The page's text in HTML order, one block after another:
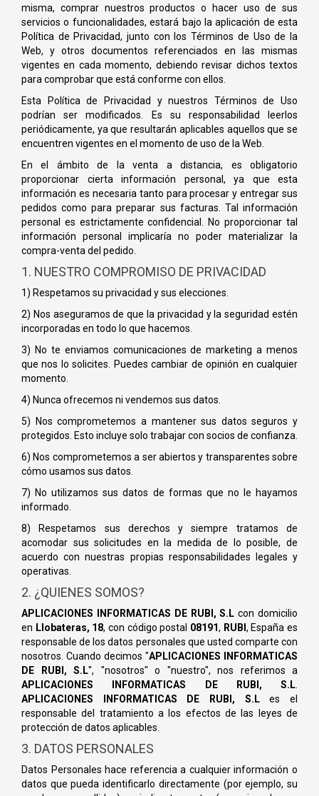
misma, comprar nuestros productos o hacer uso de sus
servicios o funcionalidades, estará bajo la aplicación de esta
Política de Privacidad, junto con los Términos de Uso de la
Web, y otros documentos referenciados en las mismas
vigentes en cada momento, debiendo revisar dichos textos
para comprobar que está conforme con ellos.
Esta Política de Privacidad y nuestros Términos de Uso
podrían ser modificados. Es su responsabilidad leerlos
periódicamente, ya que resultarán aplicables aquellos que se
encuentren vigentes en el momento de uso de la Web.
En el ámbito de la venta a distancia, es obligatorio
proporcionar cierta información personal, ya que esta
información es necesaria tanto para procesar y entregar sus
pedidos como para preparar sus facturas. Tal información
personal es estrictamente confidencial. No proporcionar tal
información personal implicaría no poder materializar la
compra-venta del pedido.
1. NUESTRO COMPROMISO DE PRIVACIDAD
1) Respetamos su privacidad y sus elecciones.
2) Nos aseguramos de que la privacidad y la seguridad estén
incorporadas en todo lo que hacemos.
3) No te enviamos comunicaciones de marketing a menos
que nos lo solicites. Puedes cambiar de opinión en cualquier
momento.
4) Nunca ofrecemos ni vendemos sus datos.
5) Nos comprometemos a mantener sus datos seguros y
protegidos. Esto incluye solo trabajar con socios de confianza.
6) Nos comprometemos a ser abiertos y transparentes sobre
cómo usamos sus datos.
7) No utilizamos sus datos de formas que no le hayamos
informado.
8) Respetamos sus derechos y siempre tratamos de
acomodar sus solicitudes en la medida de lo posible, de
acuerdo con nuestras propias responsabilidades legales y
operativas.
2. ¿QUIENES SOMOS?
APLICACIONES INFORMATICAS DE RUBI, S.L con domicilio
en Llobateras, 18, con código postal 08191, RUBI , España es
responsable de los datos personales que usted comparte con
nosotros. Cuando decimos "APLICACIONES INFORMATICAS
DE RUBI, S.L", "nosotros" o "nuestro", nos referimos a
APLICACIONES INFORMATICAS DE RUBI, S.L
APLICACIONES INFORMATICAS DE RUBI, S.Les el
responsable del tratamiento a los efectos de las leyes de
protección de datos aplicables.
3. DATOS PERSONALES
Datos Personales hace referencia a cualquier información o
datos que pueda identificarlo directamente (por ejemplo, su